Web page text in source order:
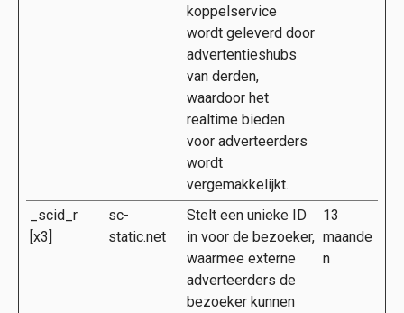
koppelservice
wordt geleverd door
advertentieshubs
van derden,
waardoor het
realtime bieden
voor adverteerders
wordt
vergemakkelijkt.
_scid_r
[x3]
sc-
static.net
Stelt een unieke ID
in voor de bezoeker,
waarmee externe
adverteerders de
bezoeker kunnen
13
maande
n